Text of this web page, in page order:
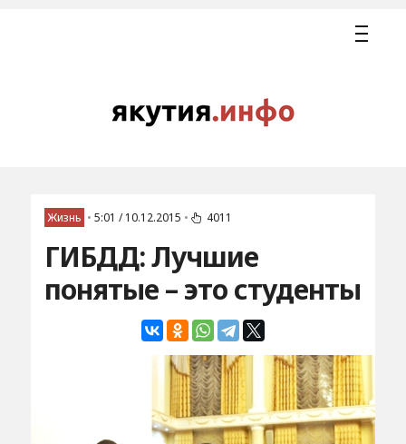
Жизнь • 5:01 / 10.12.2015 • 4011
ГИБДД: Лучшие
понятые – это студенты